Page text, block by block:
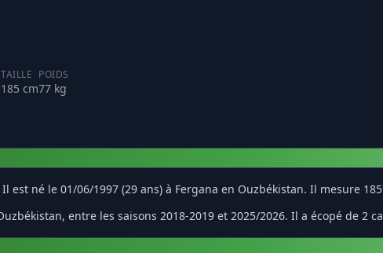
TAILLE
185 cm
POIDS
77 kg
né le 01/06/1997 (29 ans) à Fergana en Ouzbékistan. Il mesure
entre les saisons 2018-2019 et 2025/2026. Il a écopé de 2